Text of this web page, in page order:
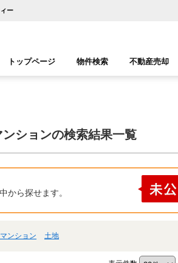
ー
トップページ 物件検索 不動産売却
ションの検索結果一覧
から探せます。
ンション 土地